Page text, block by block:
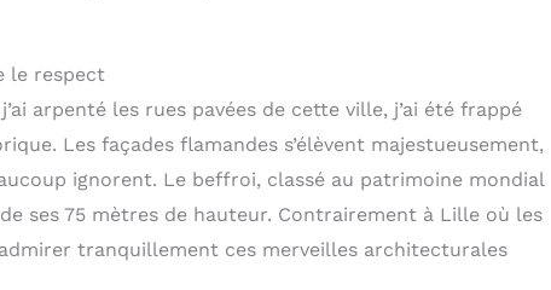
le respect
arpenté les rues pavées de cette ville, j’ai été frappé
Les façades flamandes s’élèvent majestueusement,
ignorent. Le beffroi, classé au patrimoine mondial
de ses 75 mètres de hauteur. Contrairement à Lille où les
tranquillement ces merveilles architecturales